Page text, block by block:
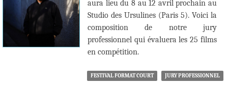
aura lieu du 8 au 12 avril prochain au
Studio des Ursulines (Paris 5). Voici la
composition de notre jury
professionnel qui évaluera les 25 films
en compétition.
FESTIVAL FORMAT COURT JURY PROFESSIONNEL